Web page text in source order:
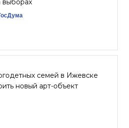
выборах
семей в Ижевске
новый арт-объект